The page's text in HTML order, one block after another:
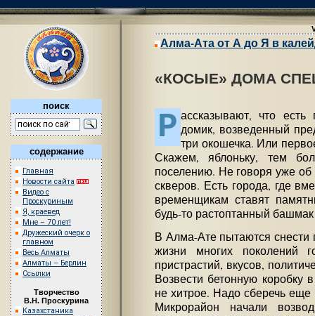
поиск
содержание
Главная
Новости сайта
Видео с
Проскуриным
Я, краевед
Мне – 70 лет!
Дружеский очерк о
главном
Весь Алматы
Алматы – Берлин
Ссылки
Творчество
В.Н. Проскурина
Казахстаника
Алма-Ата от А до Я в
«КОСЫЕ» ДОМА
Р ассказывают, что
домик, возведенный
три окошечка. Или
Скажем, яблоньку, тем
поселению. Не говоря уже
скверов. Есть города, где
временщикам ставят
будь-то растоптанный
В Алма-Ате пытаются снести
жизни многих поколений
пристрастий, вкусов,
Возвести бетонную
не хитрое. Надо сберечь
Микрорайон начали